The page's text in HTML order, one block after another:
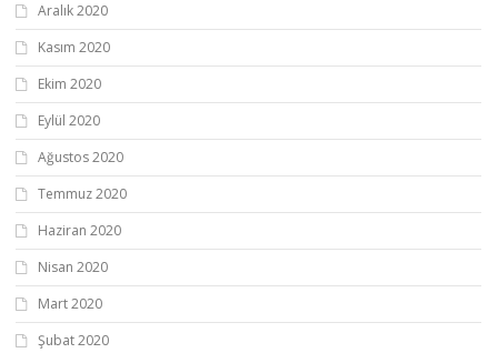
Aralık 2020
Kasım 2020
Ekim 2020
Eylül 2020
Ağustos 2020
Temmuz 2020
Haziran 2020
Nisan 2020
Mart 2020
Şubat 2020